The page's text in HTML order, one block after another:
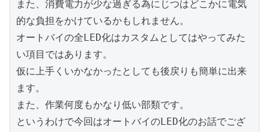
また、消費電力が少な過ぎる為にじつはどこかに電気
的な負担をかけているかもしれません。
オートバイの全LED化はカスタムとしてはやってみた
い項目ではあります。
仮に上手くいかなかったとしても後戻りも簡単に出来
ます。
また、作業何度もかなり低い部類です。
というわけで今回はオートバイのLED化のお話でござ